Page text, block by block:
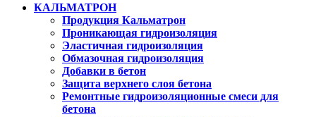
КАЛЬМАТРОН
Продукция Кальматрон
Проникающая гидроизоляция
Эластичная гидроизоляция
Обмазочная гидроизоляция
Добавки в бетон
Защита верхнего слоя бетона
Ремонтные гидроизоляционные смеси для
бетона